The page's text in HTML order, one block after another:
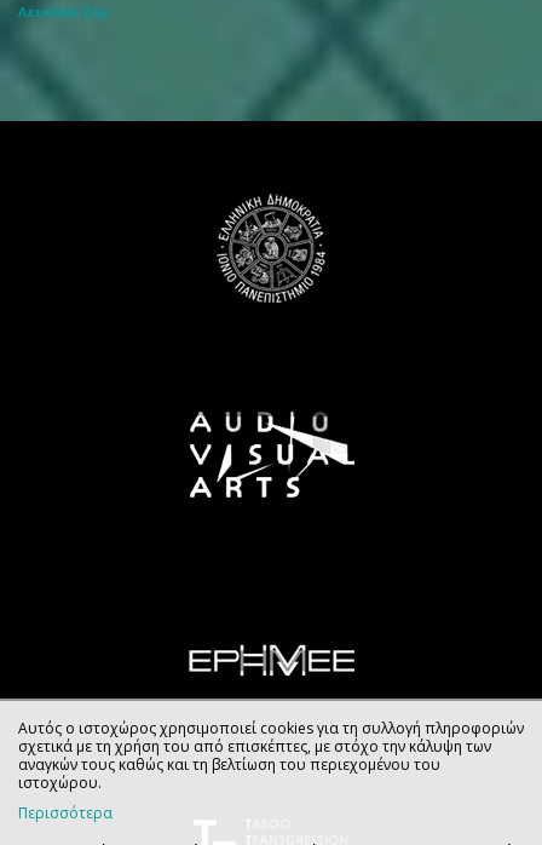
Λευκάδα ζην
Αυτός ο ιστοχώρος χρησιμοποιεί cookies για τη συλλογή πληροφοριών
σχετικά με τη χρήση του από επισκέπτες, με στόχο την κάλυψη των
αναγκών τους καθώς και τη βελτίωση του περιεχομένου του
ιστοχώρου.
Περισσότερα